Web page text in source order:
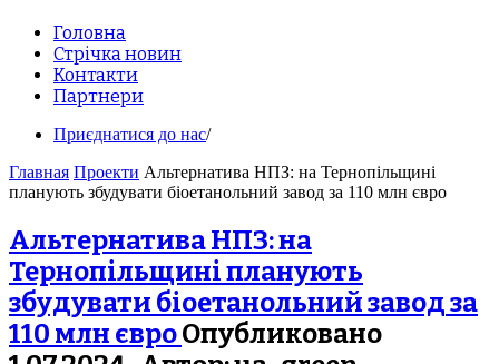
Головна
Стрічка новин
Контакти
Партнери
Приєднатися до нас/
Главная Проекти Альтернатива НПЗ: на Тернопільщині
планують збудувати біоетанольний завод за 110 млн євро
Альтернатива НПЗ: на
Тернопільщині планують
збудувати біоетанольний завод за
110 млн євроОпубликовано